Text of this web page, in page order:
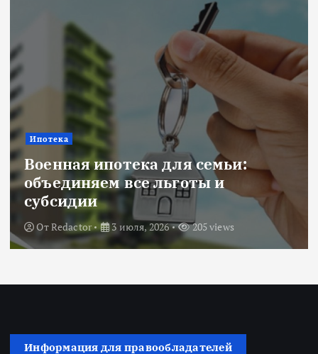
Ипотека
Военная ипотека для семьи:
объединяем все льготы и
субсидии
ОтRedactor 3 июля, 2026 205 views
Информация для правообладателей